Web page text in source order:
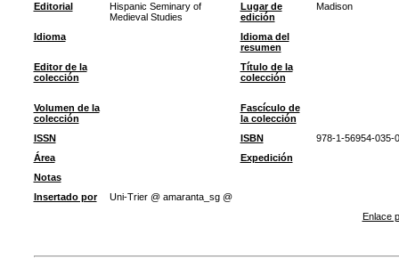
Editorial
Hispanic Seminary of
Medieval Studies
Lugar de
edición
Madison
Idioma
Idioma del
resumen
Editor de la
colección
Título de la
colección
Volumen de la
colección
Fascículo de
la colección
ISSN
ISBN
978-1-56954-035-0
Área
Expedición
Notas
Insertado por
Uni-Trier @ amaranta_sg @
Enlace